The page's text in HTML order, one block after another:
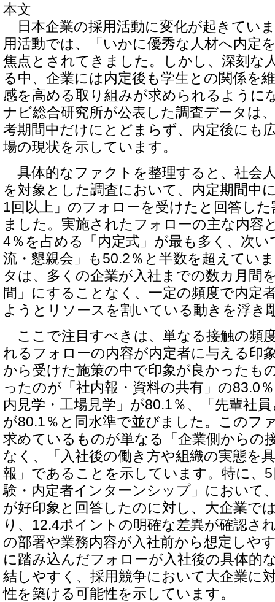
本文
日本企業の採用活動に変化が起きてい
用活動では、「いかに優秀な人材へ内定
焦点とされてきました。しかし、深刻な
る中、企業には内定後も学生との関係を
感を高める取り組みが求められるように
ナビ総合研究所が公表した調査データは
考期間中だけにとどまらず、内定後にも
場の現状を示しています。
具体的なファクトを整理すると、社会
を対象とした調査において、内定期間中
1回以上」のフォローを受けたと回答し
ました。実施されたフォローの主な内容
4％を占める「内定式」が最も多く、次い
流・懇親会」も50.2％と半数を超えてい
タは、多くの企業が入社までの数カ月間
間」にすることなく、一定の頻度で内定
ようとリソースを割いている動きを浮き
ここで注目すべきは、単なる接触の頻
れるフォローの内容が内定者に与える印
から受けた施策の中で印象が良かったも
ったのが「社内報・資料の共有」の83.0
内見学・工場見学」が80.1％、「先輩社
が80.1％と同水準で並びました。このフ
求めているものが単なる「企業側からの
なく、「入社後の働き方や組織の実態を
報」であることを示しています。特に、
験・内定者インターンシップ」において
が好印象と回答したのに対し、大企業で
り、12.4ポイントの明確な差異が確認さ
の部署や業務内容が入社前から想定しや
に踏み込んだフォローが入社後の具体的
結しやすく、採用競争において大企業に
性を築ける可能性を示しています。